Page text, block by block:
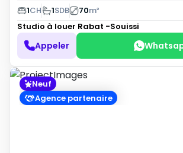
1CH 1SDB 70m²
Studio à louer Rabat -Souissi
Appeler
Neuf
Agence partenaire